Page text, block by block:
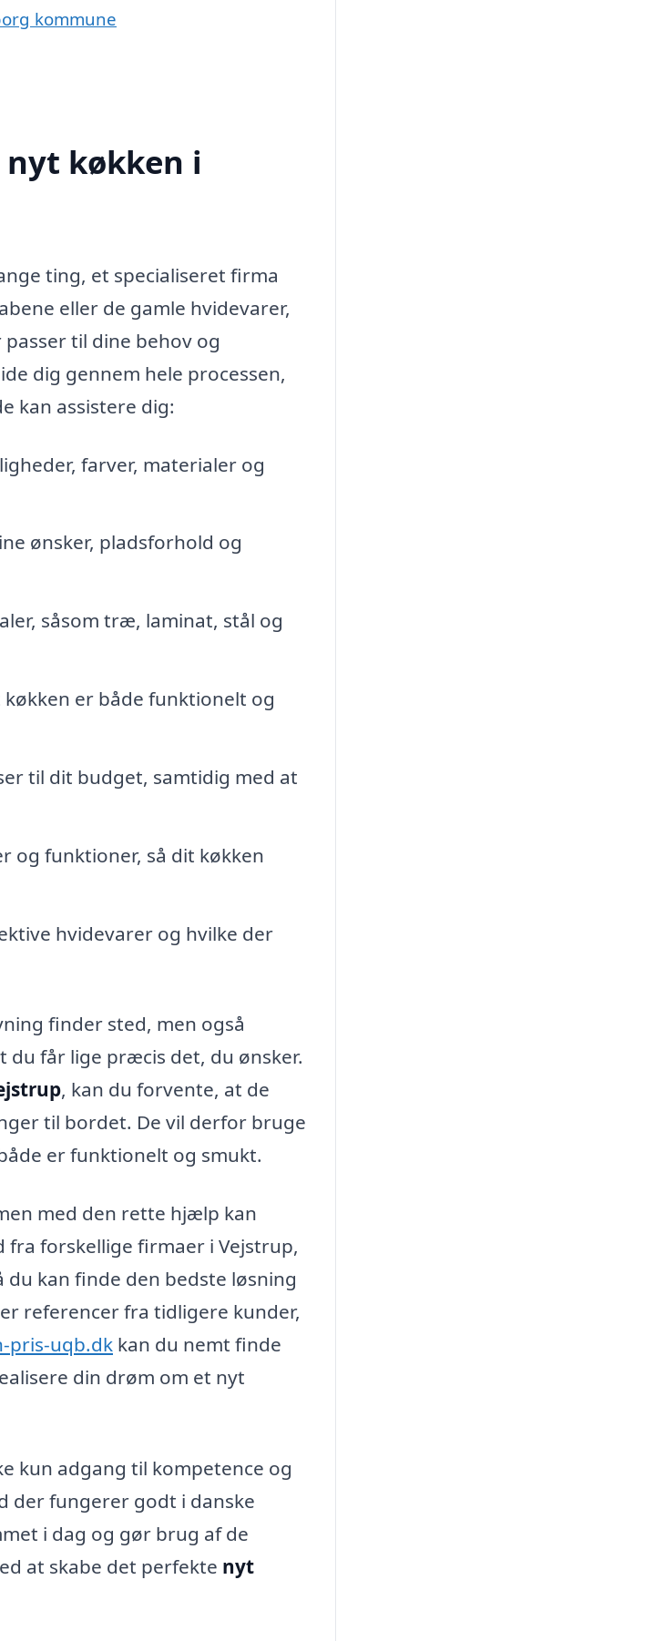
kommune
køkken i
ting, et specialiseret firma
eller de gamle hvidevarer,
til dine behov og
dig gennem hele processen,
kan assistere dig:
farver, materialer og
ønsker, pladsforhold og
såsom træ, laminat, stål og
er både funktionelt og
til dit budget, samtidig med at
og funktioner, så dit køkken
hvidevarer og hvilke der
finder sted, men også
får lige præcis det, du ønsker.
, kan du forvente, at de
til bordet. De vil derfor bruge
er funktionelt og smukt.
med den rette hjælp kan
forskellige firmaer i Vejstrup,
kan finde den bedste løsning
referencer fra tidligere kunder,
pris-uqb.dk kan du nemt finde
din drøm om et nyt
kun adgang til kompetence og
der fungerer godt i danske
i dag og gør brug af de
at skabe det perfekte nyt